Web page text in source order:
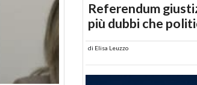
Referendum
più dubbi che
di Elisa Leuzzo